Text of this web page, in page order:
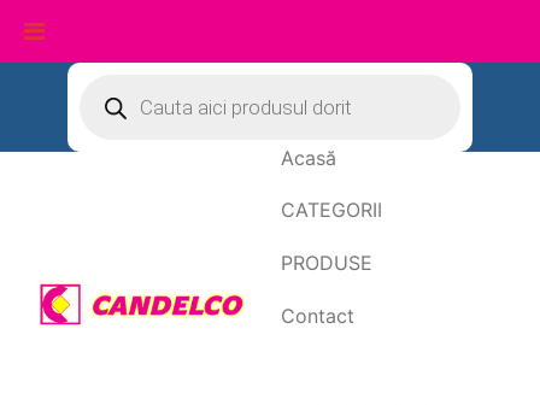
conținut
search
Acasă
CATEGORII
PRODUSE
Contact